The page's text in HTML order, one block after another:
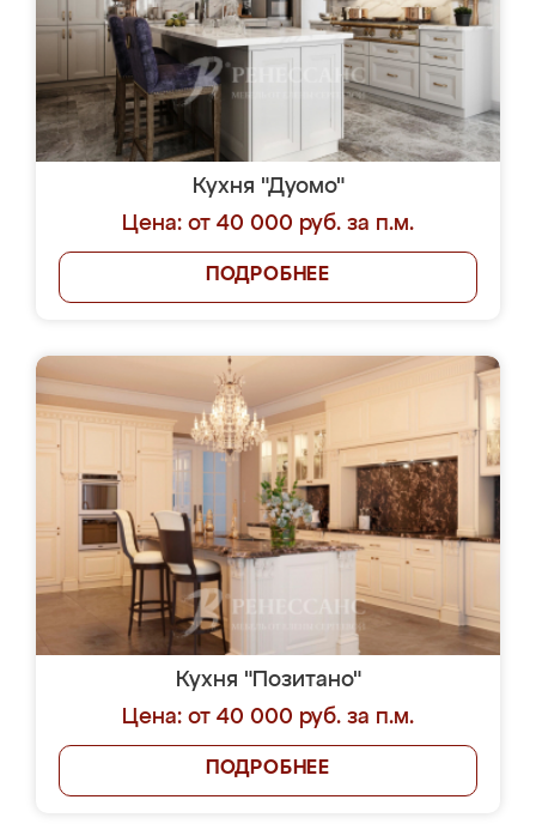
Кухня "Дуомо"
Цена: от 40 000 руб. за п.м.
ПОДРОБНЕЕ
Кухня "Позитано"
Цена: от 40 000 руб. за п.м.
ПОДРОБНЕЕ